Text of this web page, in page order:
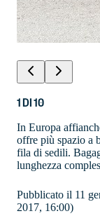
1DI10
In Europa
offre più spazio a
fila di sedili.
lunghezza
Pubblicato il 11
2017, 16:00)